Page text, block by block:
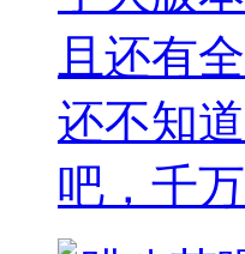
且还有
还不知
吧，千